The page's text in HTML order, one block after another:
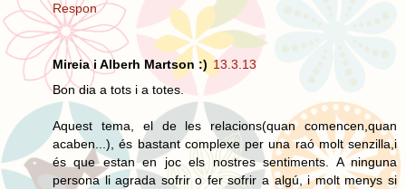
Respon
Mireia i Alberh Martson :) 13.3.13
Bon dia a tots i a totes.
Aquest tema, el de les relacions(quan comencen,quan
acaben...), és bastant complexe per una raó molt senzilla,i
és que estan en joc els nostres sentiments. A ninguna
persona li agrada sofrir o fer sofrir a algú, i molt menys si